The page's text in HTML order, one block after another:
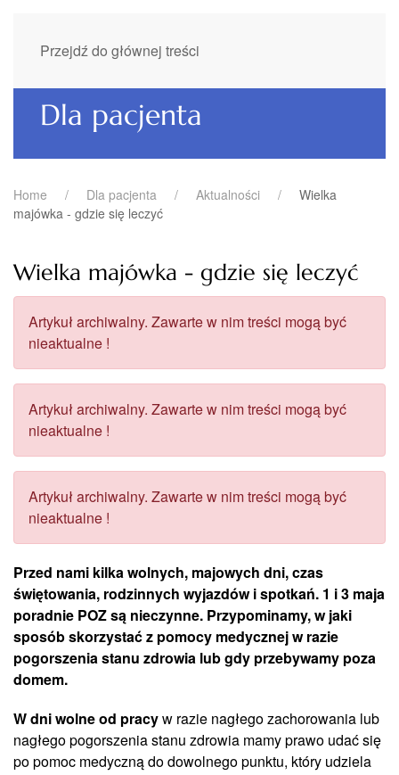
Przejdź do głównej treści
Dla pacjenta
Home Dla pacjenta Aktualności
Wielka
majówka - gdzie się leczyć
Wielka majówka - gdzie się leczyć
Artykuł archiwalny. Zawarte w nim treści mogą być
nieaktualne !
Artykuł archiwalny. Zawarte w nim treści mogą być
nieaktualne !
Artykuł archiwalny. Zawarte w nim treści mogą być
nieaktualne !
Przed nami kilka wolnych, majowych dni, czas
świętowania, rodzinnych wyjazdów i spotkań. 1 i 3 maja
poradnie POZ są nieczynne. Przypominamy, w jaki
sposób skorzystać z pomocy medycznej w razie
pogorszenia stanu zdrowia lub gdy przebywamy poza
domem.
W dni wolne od pracyw razie nagłego zachorowania lub
nagłego pogorszenia stanu zdrowia mamy prawo udać się
po pomoc medyczną do dowolnego punktu, który udziela